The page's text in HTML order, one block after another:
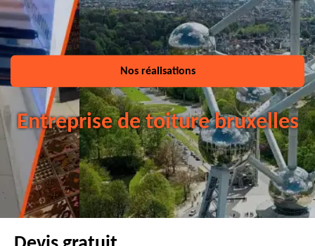
Nos réalisations
Entreprise de toiture bruxelles